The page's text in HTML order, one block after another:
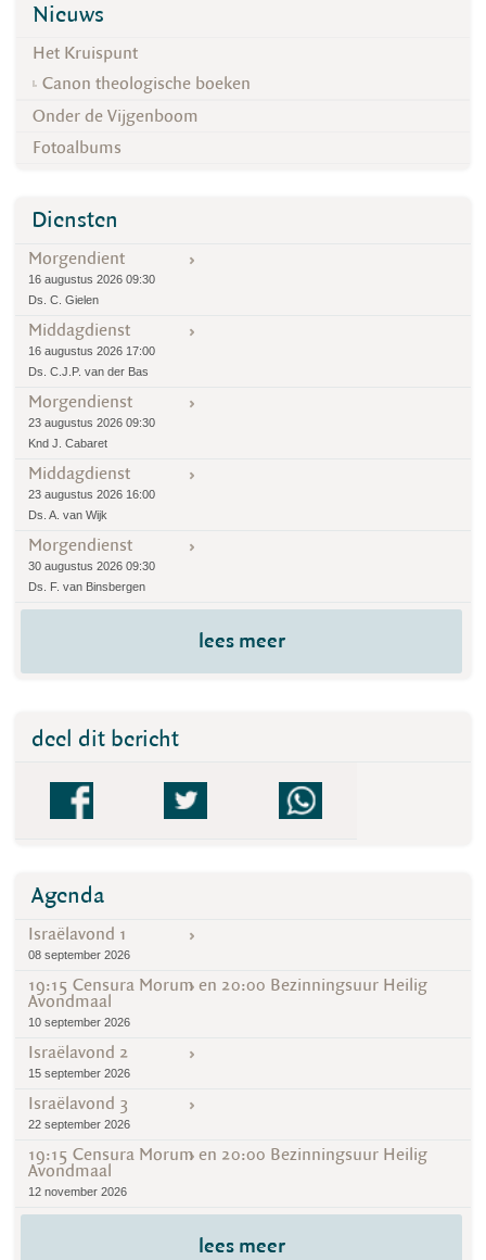
Nieuws
Het Kruispunt
Canon theologische boeken
Onder de Vijgenboom
Fotoalbums
Diensten
Morgendient
16 augustus 2026 09:30
Ds. C. Gielen
Middagdienst
16 augustus 2026 17:00
Ds. C.J.P. van der Bas
Morgendienst
23 augustus 2026 09:30
Knd J. Cabaret
Middagdienst
23 augustus 2026 16:00
Ds. A. van Wijk
Morgendienst
30 augustus 2026 09:30
Ds. F. van Binsbergen
lees meer
deel dit bericht
Agenda
Israëlavond 1
08 september 2026
19:15 Censura Morum en 20:00 Bezinningsuur Heilig
Avondmaal
10 september 2026
Israëlavond 2
15 september 2026
Israëlavond 3
22 september 2026
19:15 Censura Morum en 20:00 Bezinningsuur Heilig
Avondmaal
12 november 2026
lees meer